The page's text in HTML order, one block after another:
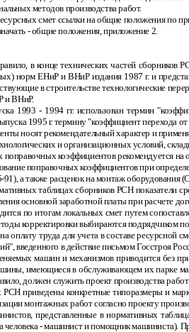
методов производства работ.
смет ссылки на общие положения по
-общие положения, приложение 2.
в конце технических частей
норм ЕНиР и ВНиР издания 1987 г. и
в строительстве технологические
и ВНиР.
1993-1994 гг. использован термин
1995 г. термину "коэффициент перехода
носят рекомендательный характер и
и организационных условий,
коэффициентов рекомендуется на
поправочных коэффициентов при
-91), а также расценок на монтаж оборудования
таблицах сборников РСН показатели
основной заработной платы при расчете
по итогам локальных смет путем
корректировки выбираются подрядчиком
оплату труда для учета в составе
введенного в действие письмом Госстроя
машин и механизмов приводится без
имеющиеся в обслуживающем их парке
должен служить проект производства
приведены конкретные типоразмеры и
монтажных работ согласно проекту
представленные в нормативных
человека-машинист и помощник машиниста).